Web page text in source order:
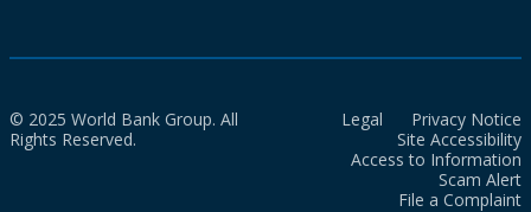
© 2025 World Bank Group. All
Rights Reserved.
Legal
Privacy Notice
Site Accessibility
Access to Information
Scam Alert
File a Complaint